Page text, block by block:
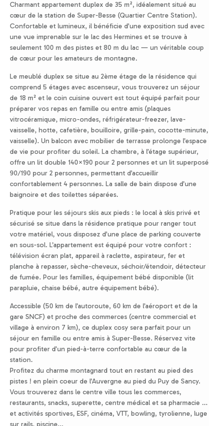
Charmant appartement duplex de 35 m², idéalement situé au
cœur de la station de Super-Besse (Quartier Centre Station).
Confortable et lumineux, il bénéficie d’une exposition sud avec
une vue imprenable sur le lac des Hermines et se trouve à
seulement 100 m des pistes et 80 m du lac — un véritable coup
de cœur pour les amateurs de montagne.
Le meublé duplex se situe au 2ème étage de la résidence qui
comprend 5 étages avec ascenseur, vous trouverez un séjour
de 18 m² et le coin cuisine ouvert est tout équipé parfait pour
préparer vos repas en famille ou entre amis (plaques
vitrocéramique, micro-ondes, réfrigérateur-freezer, lave-
vaisselle, hotte, cafetière, bouilloire, grille-pain, cocotte-minute,
vaisselle). Un balcon avec mobilier de terrasse prolonge l’espace
de vie pour profiter du soleil. La chambre, à l’étage supérieur,
offre un lit double 140×190 pour 2 personnes et un lit superposé
90/190 pour 2 personnes, permettant d’accueillir
confortablement 4 personnes. La salle de bain dispose d’une
baignoire et des toilettes séparées.
Pratique pour les séjours skis aux pieds : le local à skis privé et
sécurisé se situe dans la résidence pratique pour ranger tout
votre matériel, vous disposez d’une place de parking couverte
en sous-sol. L’appartement est équipé pour votre confort :
télévision écran plat, appareil à raclette, aspirateur, fer et
planche à repasser, sèche-cheveux, séchoir/étendoir, détecteur
de fumée. Pour les familles, équipement bébé disponible (lit
parapluie, chaise bébé, autre équipement bébé).
Accessible (50 km de l’autoroute, 60 km de l’aéroport et de la
gare SNCF) et proche des commerces (centre commercial et
village à environ 7 km), ce duplex cosy sera parfait pour un
séjour en famille ou entre amis à Super-Besse. Réservez vite
pour profiter d’un pied-à-terre confortable au cœur de la
station.
Profitez du charme montagnard tout en restant au pied des
pistes ! en plein coeur de l’Auvergne au pied du Puy de Sancy.
Vous trouverez dans le centre ville tous les commerces,
restaurants, snacks, superette, centre médical et sa pharmacie …
et activités sportives, ESF, cinéma, VTT, bowling, tyrolienne, luge
sur rails, piscine…